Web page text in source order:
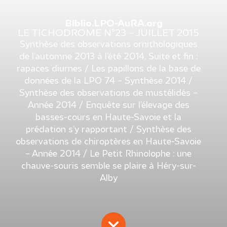
Synthèse des observations ornithologiques
de l’automne 2013 à l’été 2014. Suite et fin :
rapaces diurnes / Les papillons de la base de
données de la LPO 74 – Synthèse 2014 /
Synthèse des observations de mustélidés –
Année 2014 / Enquête sur l’élevage des
basses-cours en Haute-Savoie et la
prédation s’y rapportant / Synthèse des
observations de chiroptères en Haute-Savoie
– Année 2014 / Le Petit Rhinolophe : une
chauve-souris semble se plaire à Héry-sur-
Alby